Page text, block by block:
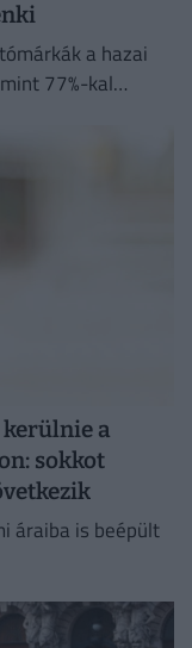
a hazai
77%-kal
a
sokkot
áraiba is beépült